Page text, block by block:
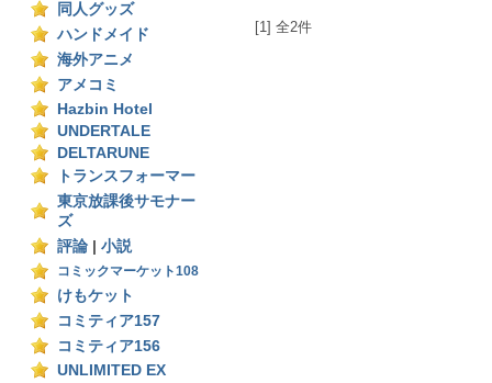
同人グッズ
ハンドメイド
海外アニメ
アメコミ
Hazbin Hotel
UNDERTALE
DELTARUNE
トランスフォーマー
東京放課後サモナー
ズ
評論
小説
コミックマーケット108
けもケット
コミティア157
コミティア156
UNLIMITED EX
[1] 全2件